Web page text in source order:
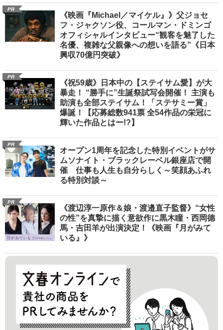
PR
《映画『Michael／マイケル』》父ジョセ
フ・ジャクソン役、コールマン・ドミンゴ
オフィシャルインタビュー“観客を魅了した
名優、複雑な父親像への想いを語る”《日本
興収70億円突破》
PR
《祝59歳》日本中の【ステイサム愛】が大
暴走！ “勝手に”生誕祭試写会開催！ 主演も
助演も全部ステイサム！「ステサミー賞」
爆誕！【応募総数941票 全54作品の栄冠に
輝いた作品とはー!?】
PR
オープン1周年を記念した特別イベントがサ
ムソナイト・ブラックレーベル銀座店で開
催 仕事も人生も自分らしく～笑顔あふれ
る特別対談～
PR
《渡辺淳一原作＆娘・渡邉直子監督》“女性
の性”を真摯に描く意欲作に黒木瞳・西岡德
馬・吉田羊が出演決定！《映画『月がみて
いる』》